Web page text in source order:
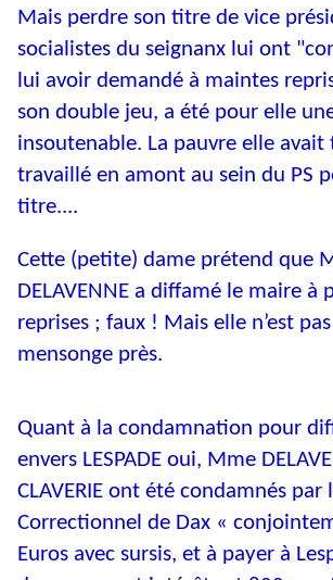
Mais perdre son titre de vice
socialistes du seignanx lui ont
lui avoir demandé à maintes
son double jeu, a été pour elle
insoutenable. La pauvre elle
travaillé en amont au sein du PS
titre....
Cette (petite) dame prétend que
DELAVENNE a diffamé le maire à
reprises ; faux ! Mais elle n’est
mensonge près.
Quant à la condamnation pour
envers LESPADE oui, Mme
CLAVERIE ont été condamnés par
Correctionnel de Dax «
Euros avec sursis, et à payer à